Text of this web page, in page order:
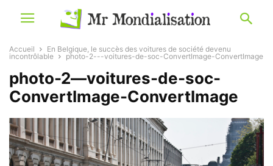
Accueil
En Belgique, le succès des voitures de société devenu
incontrôlable
photo-2---voitures-de-soc-ConvertImage-ConvertImage
photo-2—voitures-de-soc-
ConvertImage-ConvertImage